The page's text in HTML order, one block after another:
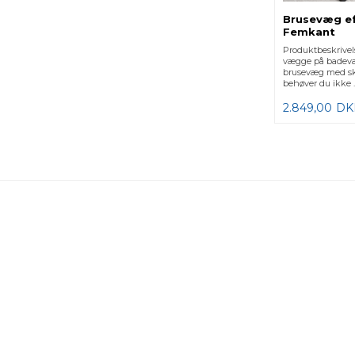
Brusevæg
Femkant
vægge på
brusevæg med
behøver du ikke
2.849,00